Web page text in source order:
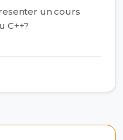
un cours
C++?